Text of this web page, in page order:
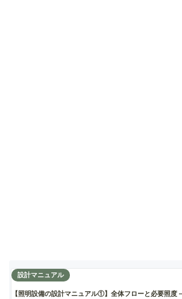
設計マニュアル
【照明設備の設計マニュアル①】全体フローと必要照度